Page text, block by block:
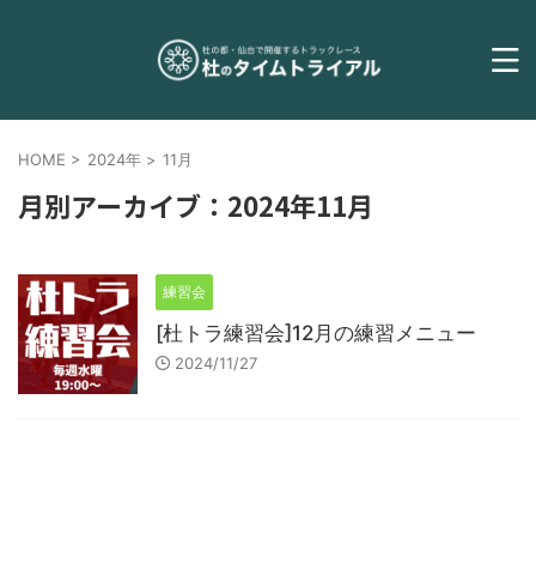
HOME > 2024年 > 11月
月別アーカイブ：2024年11月
練習会
[杜トラ練習会]12月の練習メニュー
2024/11/27